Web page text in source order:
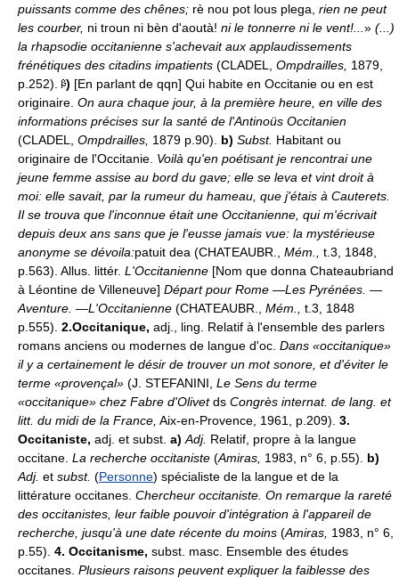
puissants comme des chênes; rè nou pot lous plega, rien ne peut
les courber, ni troun ni bèn d'aoutà! ni le tonnerre ni le vent!... » (...)
la rhapsodie occitanienne s'achevait aux applaudissements
frénétiques des citadins impatients (CLADEL, Ompdrailles, 1879,
p.252).
) [En parlant de qqn] Qui habite en Occitanie ou en est
originaire. On aura chaque jour, à la première heure, en ville des
informations précises sur la santé de l'Antinoüs Occitanien
(CLADEL, Ompdrailles, 1879 p.90). b) Subst. Habitant ou
originaire de l'Occitanie. Voilà qu'en poétisant je rencontrai une
jeune femme assise au bord du gave; elle se leva et vint droit à
moi: elle savait, par la rumeur du hameau, que j'étais à Cauterets.
Il se trouva que l'inconnue était une Occitanienne, qui m'écrivait
depuis deux ans sans que je l'eusse jamais vue: la mystérieuse
anonyme se dévoila:patuit dea (CHATEAUBR., Mém., t.3, 1848,
p.563). Allus. littér. L'Occitanienne [Nom que donna Chateaubriand
à Léontine de Villeneuve] Départ pour Rome —Les Pyrénées. —
Aventure. —L'Occitanienne (CHATEAUBR., Mém., t.3, 1848
p.555). 2.Occitanique, adj., ling. Relatif à l'ensemble des parlers
romans anciens ou modernes de langue d'oc. Dans «occitanique»
il y a certainement le désir de trouver un mot sonore, et d'éviter le
terme «provençal» (J. STEFANINI, Le Sens du terme
«occitanique» chez Fabre d'Olivetds Congrès internat. de lang. et
litt. du midi de la France, Aix-en-Provence, 1961, p.209). 3.
Occitaniste, adj. et subst. a) Adj. Relatif, propre à la langue
occitane. La recherche occitaniste (Amiras, 1983, n° 6, p.55). b)
Adj. et subst. (Personne) spécialiste de la langue et de la
littérature occitanes. Chercheur occitaniste. On remarque la rareté
des occitanistes, leur faible pouvoir d'intégration à l'appareil de
recherche, jusqu'à une date récente du moins (Amiras, 1983, n° 6,
p.55). 4. Occitanisme, subst. masc. Ensemble des études
occitanes. Plusieurs raisons peuvent expliquer la faiblesse des